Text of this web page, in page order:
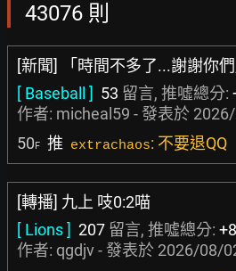
43076 則
[新聞] 「時間不多了...謝謝你
[ Baseball ] 53 留言, 推噓總分:
作者: micheal59 - 發表於
50F 推 extrachaos: 不要退QQ
[轉播] 九上 吱0:2喵
[ Lions ] 207 留言, 推噓總分:
作者: qgdjv- 發表於 2026/08/